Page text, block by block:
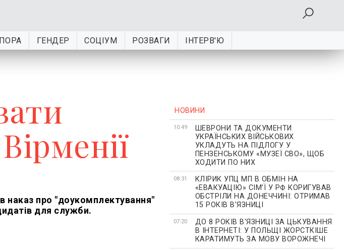
ГЕНДЕР СОЦІУМ РОЗВАГИ ІНТЕРВ'Ю
наказ про "доукомплектування"
для служби.
НОВИНИ
10:49
ШЕВРОНИ ТА ДОКУМЕНТИ
УКРАЇНСЬКИХ ВІЙСЬКОВИХ
УКЛАДУТЬ НА ПІДЛОГУ У
ПЕНЗЕНСЬКОМУ «МУЗЕЇ СВО», ЩОБ
ХОДИТИ ПО НИХ
08:31
КЛІРИК УПЦ МП В ОБМІН НА
«ЕВАКУАЦІЮ» СІМʼЇ У РФ КОРИГУВАВ
ОБСТРІЛИ НА ДОНЕЧЧИНІ: ОТРИМАВ
15 РОКІВ ВʼЯЗНИЦІ
07:20
ДО 8 РОКІВ В'ЯЗНИЦІ ЗА ЦЬКУВАННЯ
В ІНТЕРНЕТІ: У ПОЛЬЩІ ЖОРСТКІШЕ
КАРАТИМУТЬ ЗА МОВУ ВОРОЖНЕЧІ